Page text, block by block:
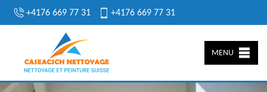
+4176 669 77 31 +4176 669 77 31
MENU